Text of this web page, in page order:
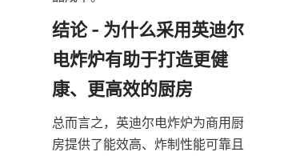
结论 - 为什么采用英迪尔
电炸炉有助于打造更健
总而言之，英迪尔电炸炉为商用厨
房提供了能效高、炸制性能可靠且